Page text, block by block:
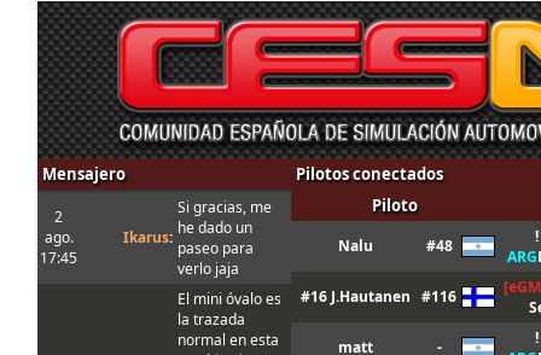
Mensajero Pilotos conectados
2
ago.
17:45
Ikarus:
Si gracias, me
he dado un
paseo para
verlo jaja
El mini óvalo es
la trazada
normal en esta
Piloto
Nalu #48
ARG
#16 J.Hautanen #116
matt
-